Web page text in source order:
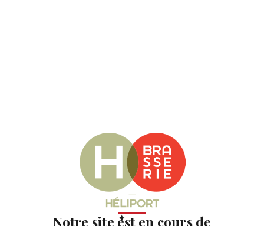
✦
Notre site est en cours de